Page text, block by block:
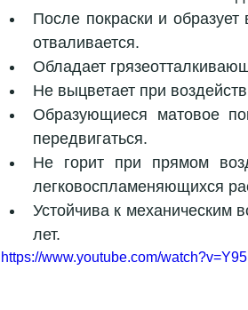
После покраски и образует
отваливается.
Обладает
Не выцветает при
Образующиеся матовое
передвигаться.
Не горит при прямом
легковоспламеняющихся
Устойчива к механическим
лет.
https://www.youtube.com/